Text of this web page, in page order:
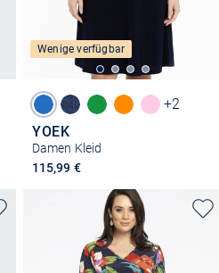
Wenige verfügbar
+2
YOEK
Damen Kleid
115,99 €